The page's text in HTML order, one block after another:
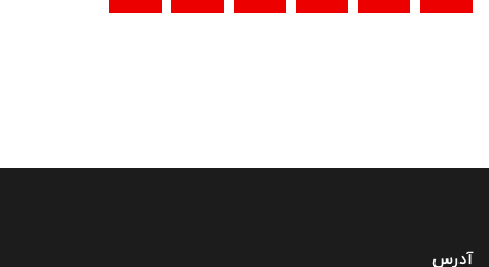
آدرس